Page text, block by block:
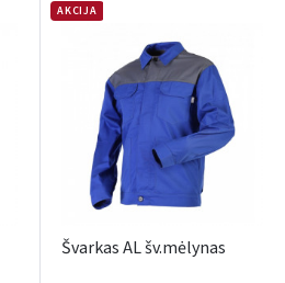
AKCIJA
Švarkas AL šv.mėlynas
atsiliepimą
slaptažodį?
Registruokites